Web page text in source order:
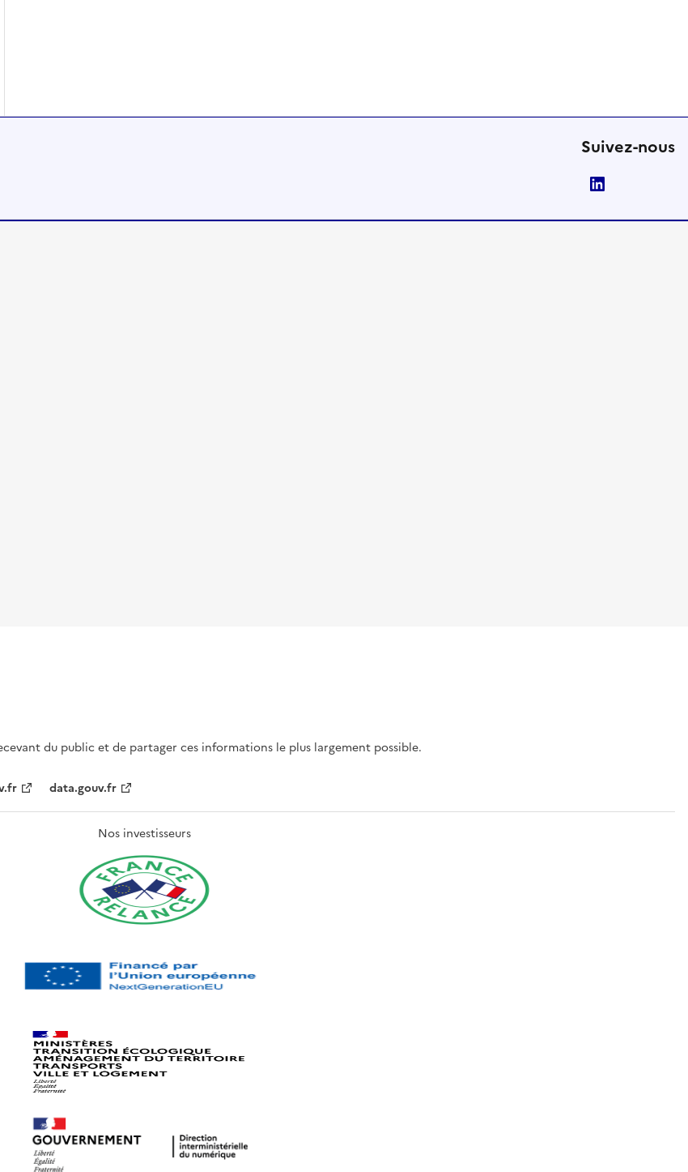
Suivez-nous
du public et de partager ces informations le plus largement possible.
data.gouv.fr
Nos investisseurs